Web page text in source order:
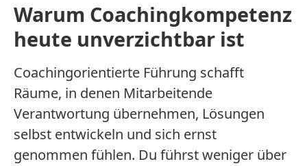
Warum Coachingkompetenz
heute unverzichtbar ist
Coachingorientierte Führung schafft
Räume, in denen Mitarbeitende
Verantwortung übernehmen, Lösungen
selbst entwickeln und sich ernst
genommen fühlen. Du führst weniger über